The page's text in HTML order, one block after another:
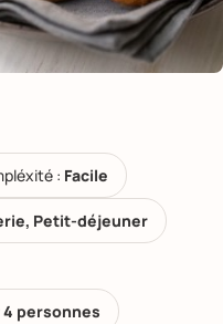
: Facile
Petit-déjeuner
personnes